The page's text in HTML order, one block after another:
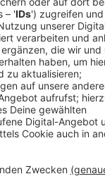
ihr Album
auf die
in "Salt"
Mitte 2018
Ende 2019. Das
Ava auf ihrer